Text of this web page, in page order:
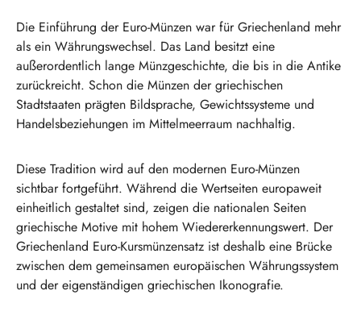
Die Einführung der Euro-Münzen war für Griechenland mehr
als ein Währungswechsel. Das Land besitzt eine
außerordentlich lange Münzgeschichte, die bis in die Antike
zurückreicht. Schon die Münzen der griechischen
Stadtstaaten prägten Bildsprache, Gewichtssysteme und
Handelsbeziehungen im Mittelmeerraum nachhaltig.
Diese Tradition wird auf den modernen Euro-Münzen
sichtbar fortgeführt. Während die Wertseiten europaweit
einheitlich gestaltet sind, zeigen die nationalen Seiten
griechische Motive mit hohem Wiedererkennungswert. Der
Griechenland Euro-Kursmünzensatz ist deshalb eine Brücke
zwischen dem gemeinsamen europäischen Währungssystem
und der eigenständigen griechischen Ikonografie.